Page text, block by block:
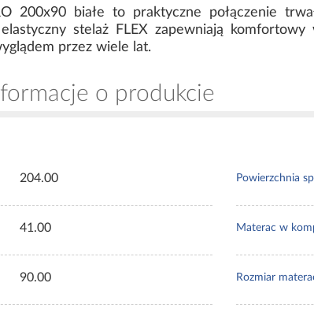
200x90 białe to praktyczne połączenie
stelaż FLEX zapewniają
przez wiele lat.
o produkcie
204.00
41.00
90.00
Powierzchnia
Materac w
Rozmiar